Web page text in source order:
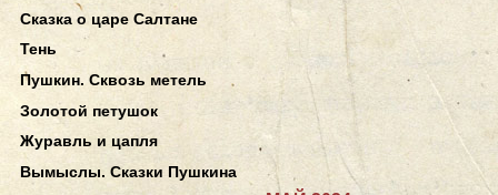
Сказка о царе Салтане
Тень
Пушкин. Сквозь метель
Золотой петушок
Журавль и цапля
Вымыслы. Сказки Пушкина